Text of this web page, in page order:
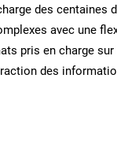
des centaines
avec une
pris en charge
des